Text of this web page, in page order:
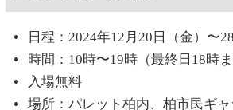
日程：2024年12月20日（金）〜
時間：10時〜19時（最終日18時ま
入場無料
場所：パレット柏内、柏市民ギ